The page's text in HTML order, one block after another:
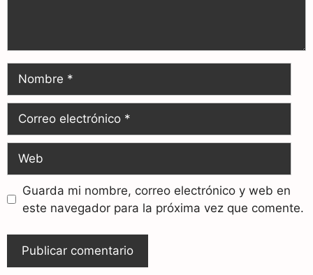
Guarda mi nombre, correo electrónico y web en
este navegador para la próxima vez que comente.